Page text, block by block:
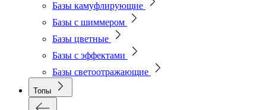
Базы камуфлирующие
Базы с шиммером
Базы цветные
Базы с эффектами
Базы светоотражающие
Топы